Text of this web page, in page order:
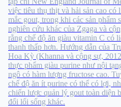
việc tiêu thụ thịt và hải sản cao có
mắc gout, trong khi các sản phẩm
nghiên cứu khác của Zgaga và
rằng chế độ ăn giàu vitamin C có
thanh thấp hơn. Hướng dẫn của
Hoa Kỳ (Khanna và cộng sự,
thực phẩm giàu purine như nội
ngô có hàm lượng fructose cao.
chế độ ăn ít purine có thể có lợi,
chiến lược quản lý gout toàn diện
đổi lối sống khác.